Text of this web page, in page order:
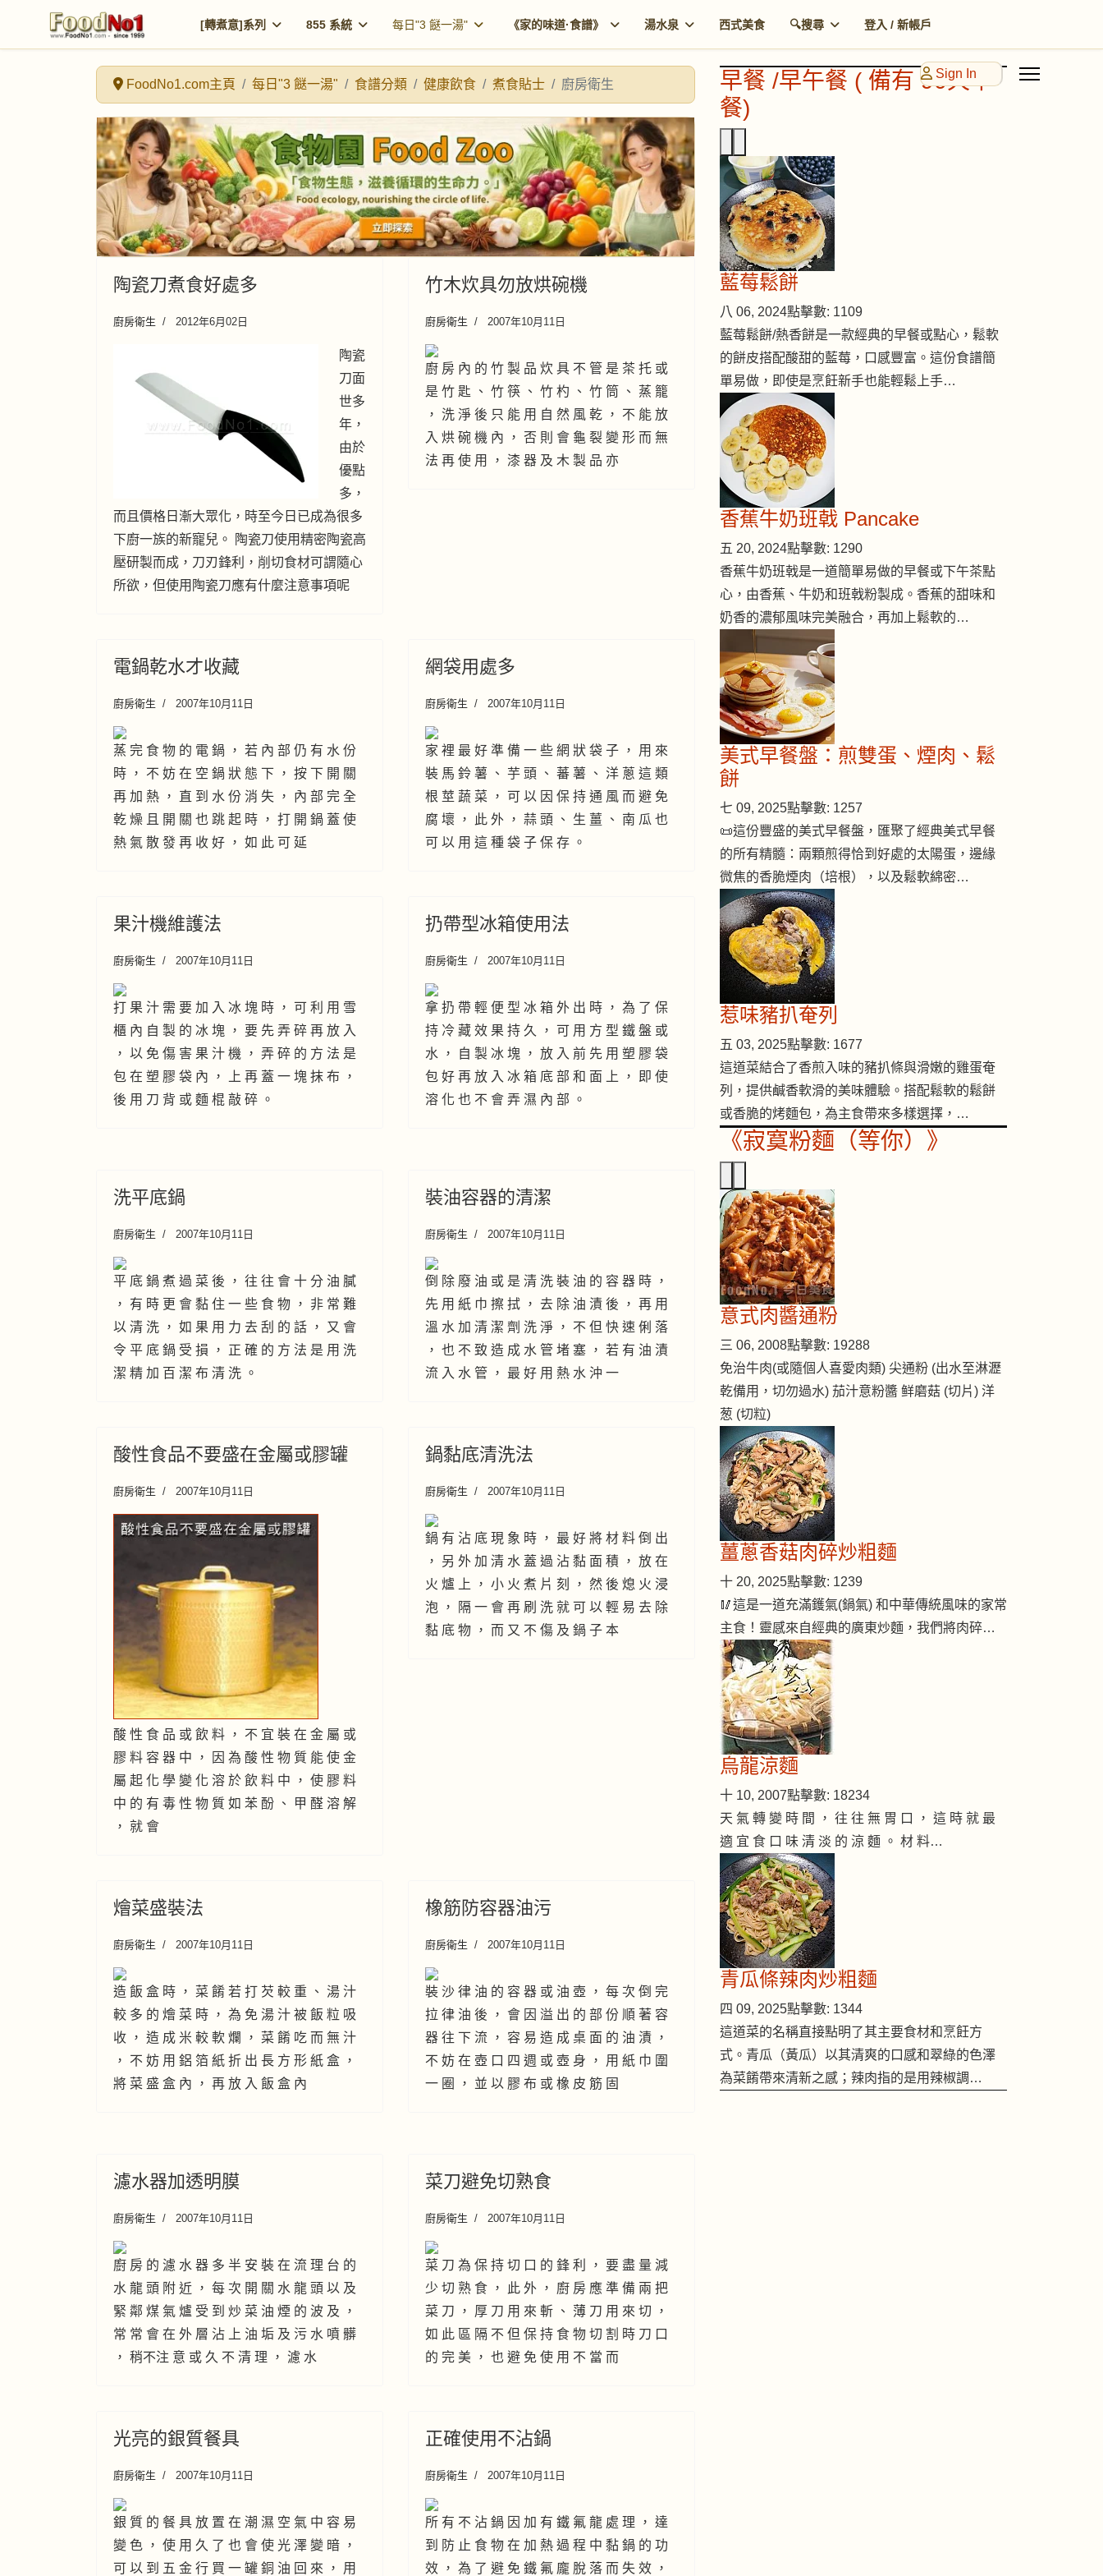
[轉煮意]系列 855 系統 每日"3 餸一湯" 《家的味道·食譜》 湯水泉 西式美食 🔍搜尋 登入 / 新帳戶
Sign In
FoodNo1.com主頁 每日"3 餸一湯" 食譜分類 健康飲食 煮食貼士 廚房衛生
陶瓷刀煮食好處多
廚房衛生 2012年6月02日
陶瓷
刀面
世多
年，
由於
優點
多，
而且價格日漸大眾化，時至今日已成為很多
下廚一族的新寵兒。 陶瓷刀使用精密陶瓷高
壓研製而成，刀刃鋒利，削切食材可謂隨心
所欲，但使用陶瓷刀應有什麼注意事項呢
竹木炊具勿放烘碗機
廚房衛生 2007年10月11日
廚 房 內 的 竹 製 品 炊 具 不 管 是 茶 托 或
是 竹 匙 、 竹 筷 、 竹 杓 、 竹 筒 、 蒸 籠
， 洗 淨 後 只 能 用 自 然 風 乾 ， 不 能 放
入 烘 碗 機 內 ， 否 則 會 龜 裂 變 形 而 無
法 再 使 用 ， 漆 器 及 木 製 品 亦
電鍋乾水才收藏
廚房衛生 2007年10月11日
蒸 完 食 物 的 電 鍋 ， 若 內 部 仍 有 水 份
時 ， 不 妨 在 空 鍋 狀 態 下 ， 按 下 開 關
再 加 熱 ， 直 到 水 份 消 失 ， 內 部 完 全
乾 燥 且 開 關 也 跳 起 時 ， 打 開 鍋 蓋 使
熱 氣 散 發 再 收 好 ， 如 此 可 延
網袋用處多
廚房衛生 2007年10月11日
家 裡 最 好 準 備 一 些 網 狀 袋 子 ， 用 來
裝 馬 鈴 薯 、 芋 頭 、 蕃 薯 、 洋 蔥 這 類
根 莖 蔬 菜 ， 可 以 因 保 持 通 風 而 避 免
腐 壞 ， 此 外 ， 蒜 頭 、 生 薑 、 南 瓜 也
可 以 用 這 種 袋 子 保 存 。
果汁機維護法
廚房衛生 2007年10月11日
打 果 汁 需 要 加 入 冰 塊 時 ， 可 利 用 雪
櫃 內 自 製 的 冰 塊 ， 要 先 弄 碎 再 放 入
， 以 免 傷 害 果 汁 機 ， 弄 碎 的 方 法 是
包 在 塑 膠 袋 內 ， 上 再 蓋 一 塊 抹 布 ，
後 用 刀 背 或 麵 棍 敲 碎 。
扔帶型冰箱使用法
廚房衛生 2007年10月11日
拿 扔 帶 輕 便 型 冰 箱 外 出 時 ， 為 了 保
持 冷 藏 效 果 持 久 ， 可 用 方 型 鐵 盤 或
水 ， 自 製 冰 塊 ， 放 入 前 先 用 塑 膠 袋
包 好 再 放 入 冰 箱 底 部 和 面 上 ， 即 使
溶 化 也 不 會 弄 濕 內 部 。
洗平底鍋
廚房衛生 2007年10月11日
平 底 鍋 煮 過 菜 後 ， 往 往 會 十 分 油 膩
， 有 時 更 會 黏 住 一 些 食 物 ， 非 常 難
以 清 洗 ， 如 果 用 力 去 刮 的 話 ， 又 會
令 平 底 鍋 受 損 ， 正 確 的 方 法 是 用 洗
潔 精 加 百 潔 布 清 洗 。
裝油容器的清潔
廚房衛生 2007年10月11日
倒 除 廢 油 或 是 清 洗 裝 油 的 容 器 時 ，
先 用 紙 巾 擦 拭 ， 去 除 油 漬 後 ， 再 用
溫 水 加 清 潔 劑 洗 淨 ， 不 但 快 速 俐 落
， 也 不 致 造 成 水 管 堵 塞 ， 若 有 油 漬
流 入 水 管 ， 最 好 用 熱 水 沖 一
酸性食品不要盛在金屬或膠罐
廚房衛生 2007年10月11日
酸 性 食 品 或 飲 料 ， 不 宜 裝 在 金 屬 或
膠 料 容 器 中 ， 因 為 酸 性 物 質 能 使 金
屬 起 化 學 變 化 溶 於 飲 料 中 ， 使 膠 料
中 的 有 毒 性 物 質 如 苯 酚 、 甲 醛 溶 解
， 就 會
鍋黏底清洗法
廚房衛生 2007年10月11日
鍋 有 沾 底 現 象 時 ， 最 好 將 材 料 倒 出
， 另 外 加 清 水 蓋 過 沾 黏 面 積 ， 放 在
火 爐 上 ， 小 火 煮 片 刻 ， 然 後 熄 火 浸
泡 ， 隔 一 會 再 刷 洗 就 可 以 輕 易 去 除
黏 底 物 ， 而 又 不 傷 及 鍋 子 本
燴菜盛裝法
廚房衛生 2007年10月11日
造 飯 盒 時 ， 菜 餚 若 打 芡 較 重 、 湯 汁
較 多 的 燴 菜 時 ， 為 免 湯 汁 被 飯 粒 吸
收 ， 造 成 米 較 軟 爛 ， 菜 餚 吃 而 無 汁
， 不 妨 用 鋁 箔 紙 折 出 長 方 形 紙 盒 ，
將 菜 盛 盒 內 ， 再 放 入 飯 盒 內
橡筋防容器油污
廚房衛生 2007年10月11日
裝 沙 律 油 的 容 器 或 油 壺 ， 每 次 倒 完
拉 律 油 後 ， 會 因 溢 出 的 部 份 順 著 容
器 往 下 流 ， 容 易 造 成 桌 面 的 油 漬 ，
不 妨 在 壺 口 四 週 或 壺 身 ， 用 紙 巾 圍
一 圈 ， 並 以 膠 布 或 橡 皮 筋 固
濾水器加透明膜
廚房衛生 2007年10月11日
廚 房 的 濾 水 器 多 半 安 裝 在 流 理 台 的
水 龍 頭 附 近 ， 每 次 開 關 水 龍 頭 以 及
緊 鄰 煤 氣 爐 受 到 炒 菜 油 煙 的 波 及 ，
常 常 會 在 外 層 沾 上 油 垢 及 污 水 噴 髒
， 稍不注 意 或 久 不 清 理 ， 濾 水
菜刀避免切熟食
廚房衛生 2007年10月11日
菜 刀 為 保 持 切 口 的 鋒 利 ， 要 盡 量 減
少 切 熟 食 ， 此 外 ， 廚 房 應 準 備 兩 把
菜 刀 ， 厚 刀 用 來 斬 、 薄 刀 用 來 切 ，
如 此 區 隔 不 但 保 持 食 物 切 割 時 刀 口
的 完 美 ， 也 避 免 使 用 不 當 而
光亮的銀質餐具
廚房衛生 2007年10月11日
銀 質 的 餐 具 放 置 在 潮 濕 空 氣 中 容 易
變 色 ， 使 用 久 了 也 會 使 光 澤 變 暗 ，
可 以 到 五 金 行 買 一 罐 銅 油 回 來 ， 用
正確使用不沾鍋
廚房衛生 2007年10月11日
所 有 不 沾 鍋 因 加 有 鐵 氟 龍 處 理 ， 達
到 防 止 食 物 在 加 熱 過 程 中 黏 鍋 的 功
效 ， 為 了 避 免 鐵 氟 龐 脫 落 而 失 效 ，
早餐 /早午餐 ( 備有 90天早
餐)
藍莓鬆餅
八 06, 2024點擊數: 1109
藍莓鬆餅/熱香餅是一款經典的早餐或點心，鬆軟
的餅皮搭配酸甜的藍莓，口感豐富。這份食譜簡
單易做，即使是烹飪新手也能輕鬆上手…
香蕉牛奶班戟 Pancake
五 20, 2024點擊數: 1290
香蕉牛奶班戟是一道簡單易做的早餐或下午茶點
心，由香蕉、牛奶和班戟粉製成。香蕉的甜味和
奶香的濃郁風味完美融合，再加上鬆軟的…
美式早餐盤：煎雙蛋、煙肉、鬆
餅
七 09, 2025點擊數: 1257
📜這份豐盛的美式早餐盤，匯聚了經典美式早餐
的所有精髓：兩顆煎得恰到好處的太陽蛋，邊緣
微焦的香脆煙肉（培根），以及鬆軟綿密…
惹味豬扒奄列
五 03, 2025點擊數: 1677
這道菜結合了香煎入味的豬扒條與滑嫩的雞蛋奄
列，提供鹹香軟滑的美味體驗。搭配鬆軟的鬆餅
或香脆的烤麵包，為主食帶來多樣選擇，…
《寂寞粉麵（等你）》
意式肉醬通粉
三 06, 2008點擊數: 19288
免治牛肉(或隨個人喜愛肉類) 尖通粉 (出水至淋瀝
乾備用，切勿過水) 茄汁意粉醬 鲜磨菇 (切片) 洋
葱 (切粒)
薑蔥香菇肉碎炒粗麵
十 20, 2025點擊數: 1239
🥢這是一道充滿鑊氣(鍋氣) 和中華傳統風味的家常
主食！靈感來自經典的廣東炒麵，我們將肉碎…
烏龍涼麵
十 10, 2007點擊數: 18234
天 氣 轉 變 時 間 ， 往 往 無 胃 口 ， 這 時 就 最
適 宜 食 口 味 清 淡 的 涼 麵 。 材 料…
青瓜條辣肉炒粗麵
四 09, 2025點擊數: 1344
這道菜的名稱直接點明了其主要食材和烹飪方
式。青瓜（黃瓜）以其清爽的口感和翠綠的色澤
為菜餚帶來清新之感；辣肉指的是用辣椒調…